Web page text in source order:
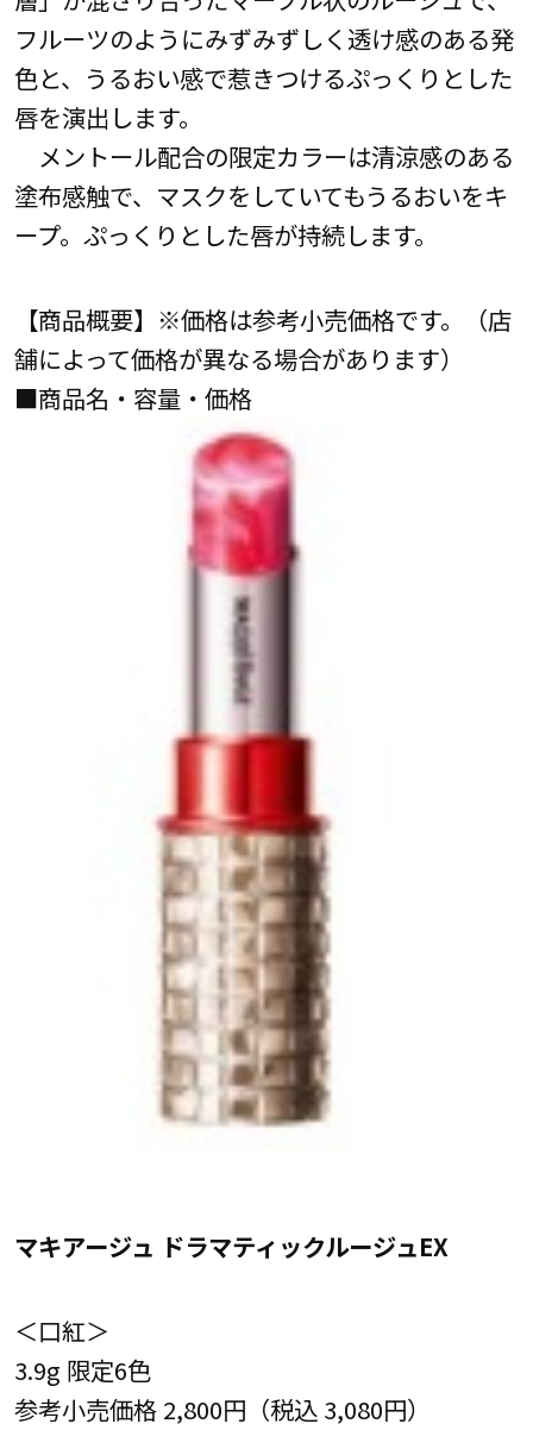
フルーツのようにみずみずしく透け感のある発
色と、うるおい感で惹きつけるぷっくりとした
唇を演出します。
メントール配合の限定カラーは清涼感のある
塗布感触で、マスクをしていてもうるおいをキ
ープ。ぷっくりとした唇が持続します。
【商品概要】※価格は参考小売価格です。（店
舗によって価格が異なる場合があります）
■商品名・容量・価格
マキアージュ ドラマティックルージュEX
＜口紅＞
3.9g 限定6色
参考小売価格 2,800円（税込 3,080円）